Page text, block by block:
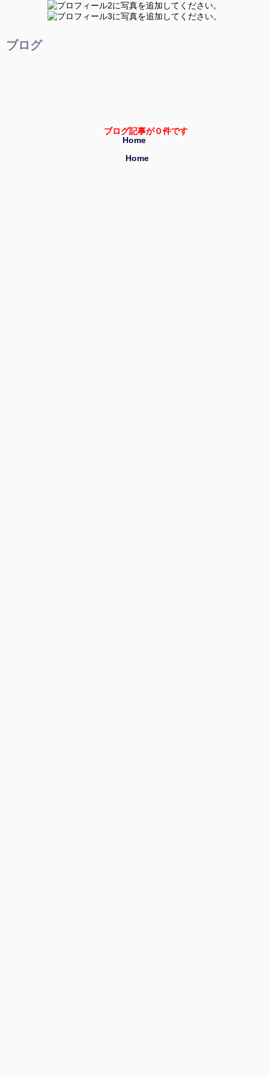
ブログ
ブログ記事が０件です
Home
Home